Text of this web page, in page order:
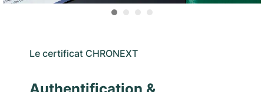
Le certificat CHRONEXT